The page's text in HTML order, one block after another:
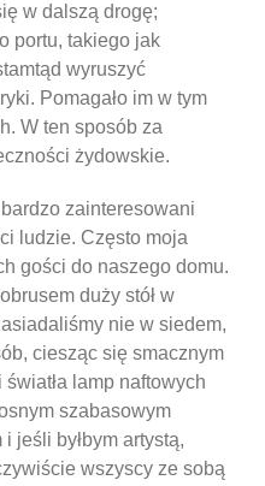
w dalszą drogę;
portu, takiego jak
wyruszyć
Pomagało im w tym
W ten sposób za
żydowskie.
zainteresowani
ludzie. Często moja
gości do naszego domu.
duży stół w
nie w siedem,
ciesząc się smacznym
lamp naftowych
szabasowym
jeśli byłbym artystą,
wszyscy ze sobą